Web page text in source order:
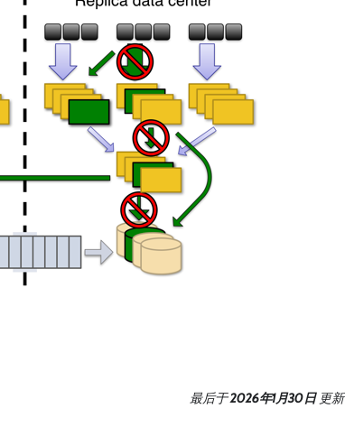
最后于2026年1月30日 更新